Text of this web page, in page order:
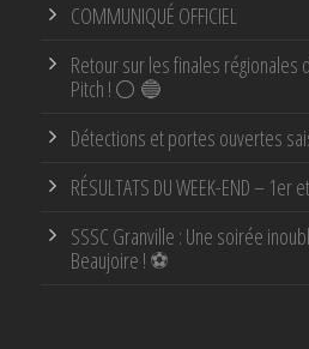
COMMUNIQUÉ OFFICIEL
Retour sur les finales régionales
Pitch ! ⚪ 🔵
Détections et portes ouvertes
RÉSULTATS DU WEEK-END –
SSSC Granville : Une soirée
Beaujoire ! ⚽